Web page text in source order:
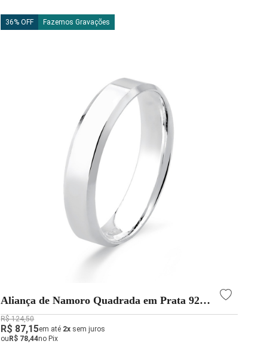
36% OFF Fazemos Gravações
Aliança de Namoro Quadrada em Prata 925
4mm
R$ 124,50
R$ 87,15em até 2x sem juros
ou R$ 78,44no Pix